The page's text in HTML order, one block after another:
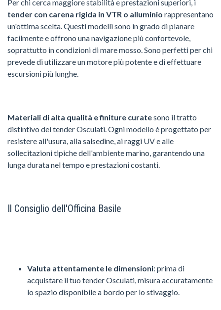
Per chi cerca maggiore stabilità e prestazioni superiori, i
tender con carena rigida in VTR o alluminio rappresentano
un'ottima scelta. Questi modelli sono in grado di planare
facilmente e offrono una navigazione più confortevole,
soprattutto in condizioni di mare mosso. Sono perfetti per chi
prevede di utilizzare un motore più potente e di effettuare
escursioni più lunghe.
Materiali di alta qualità e finiture curatesono il tratto
distintivo dei tender Osculati. Ogni modello è progettato per
resistere all'usura, alla salsedine, ai raggi UV e alle
sollecitazioni tipiche dell'ambiente marino, garantendo una
lunga durata nel tempo e prestazioni costanti.
Il Consiglio dell'Officina Basile
Valuta attentamente le dimensioni: prima di
acquistare il tuo tender Osculati, misura accuratamente
lo spazio disponibile a bordo per lo stivaggio.